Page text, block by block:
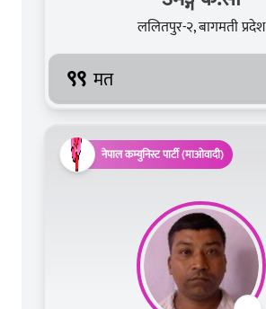
ललितपुर-२, बागमती प्रदेश
९९ मत
नेपाल कम्युनिस्ट पार्टी (माओवादी)